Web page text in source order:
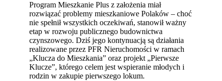
Program Mieszkanie Plus z założenia miał
rozwiązać problemy mieszkaniowe Polaków – choć
nie spełnił wszystkich oczekiwań, stanowił ważny
etap w rozwoju publicznego budownictwa
czynszowego. Dziś jego kontynuacją są działania
realizowane przez PFR Nieruchomości w ramach
„Klucza do Mieszkania” oraz projekt „Pierwsze
Klucze”, którego celem jest wspieranie młodych i
rodzin w zakupie pierwszego lokum.